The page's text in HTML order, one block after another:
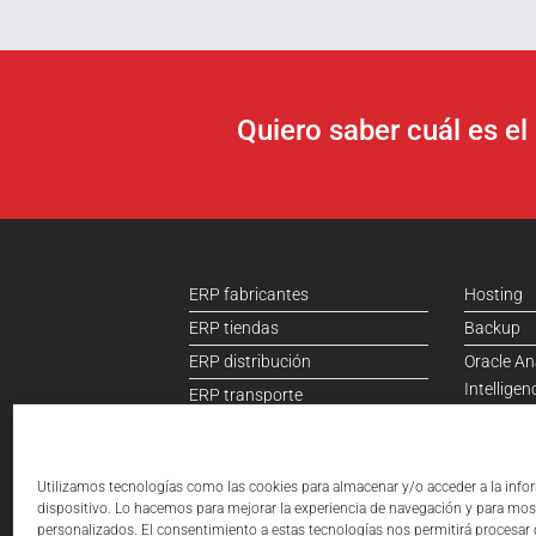
Utilizamos tecnologías como las cookies para almacenar y/o acceder a la
dispositivo. Lo hacemos para mejorar la experiencia de navegación y para
personalizados. El consentimiento a estas tecnologías nos permitirá procesar
Quiero saber cuál es
ERP fabricantes
ERP tiendas
ERP distribución
ERP transporte
Hosting
Backup
Oracle